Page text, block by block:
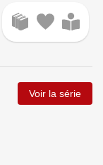
Voir la série